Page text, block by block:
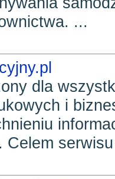
...
dla
i
Celem